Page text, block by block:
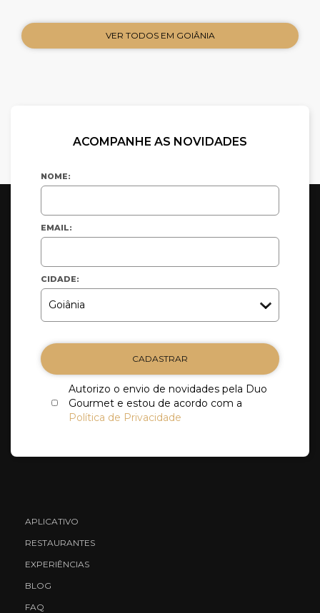
VER TODOS EM GOIÂNIA
ACOMPANHE AS NOVIDADES
NOME:
EMAIL:
CIDADE:
CADASTRAR
Autorizo o envio de novidades pela Duo
Gourmet e estou de acordo com a
Política de Privacidade
APLICATIVO
RESTAURANTES
EXPERIÊNCIAS
BLOG
FAQ